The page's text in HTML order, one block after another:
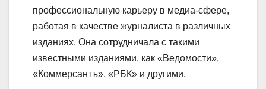
профессиональную карьеру в медиа-сфере,
работая в качестве журналиста в различных
изданиях. Она сотрудничала с такими
известными изданиями, как «Ведомости»,
«Коммерсантъ», «РБК» и другими.